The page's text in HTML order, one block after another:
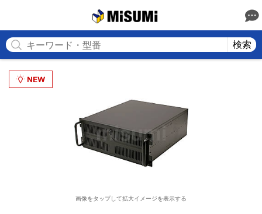
検索
画像をタップして拡大イメージを表示する